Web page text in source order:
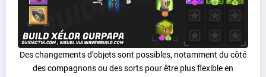
Des changements d’objets sont possibles, notamment du côté
des compagnons ou des sorts pour être plus flexible en